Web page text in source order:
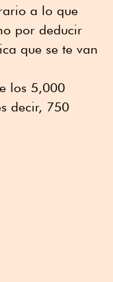
a lo que
por deducir
que se te van
los 5,000
decir, 750